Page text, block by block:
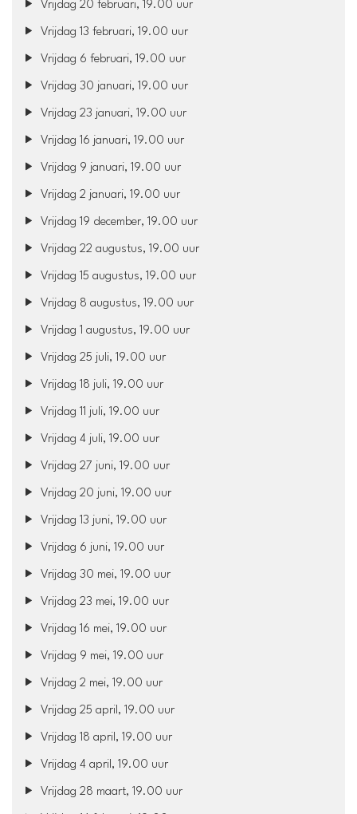
Vrijdag 20 februari, 19.00 uur
Vrijdag 13 februari, 19.00 uur
Vrijdag 6 februari, 19.00 uur
Vrijdag 30 januari, 19.00 uur
Vrijdag 23 januari, 19.00 uur
Vrijdag 16 januari, 19.00 uur
Vrijdag 9 januari, 19.00 uur
Vrijdag 2 januari, 19.00 uur
Vrijdag 19 december, 19.00 uur
Vrijdag 22 augustus, 19.00 uur
Vrijdag 15 augustus, 19.00 uur
Vrijdag 8 augustus, 19.00 uur
Vrijdag 1 augustus, 19.00 uur
Vrijdag 25 juli, 19.00 uur
Vrijdag 18 juli, 19.00 uur
Vrijdag 11 juli, 19.00 uur
Vrijdag 4 juli, 19.00 uur
Vrijdag 27 juni, 19.00 uur
Vrijdag 20 juni, 19.00 uur
Vrijdag 13 juni, 19.00 uur
Vrijdag 6 juni, 19.00 uur
Vrijdag 30 mei, 19.00 uur
Vrijdag 23 mei, 19.00 uur
Vrijdag 16 mei, 19.00 uur
Vrijdag 9 mei, 19.00 uur
Vrijdag 2 mei, 19.00 uur
Vrijdag 25 april, 19.00 uur
Vrijdag 18 april, 19.00 uur
Vrijdag 4 april, 19.00 uur
Vrijdag 28 maart, 19.00 uur